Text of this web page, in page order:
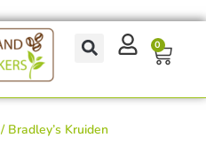
0
/ Bradley’s Kruiden